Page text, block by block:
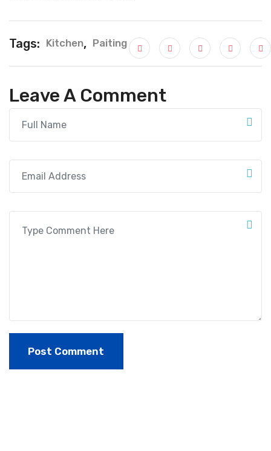
Tags: Kitchen, Paiting
Leave A Comment
Post Comment